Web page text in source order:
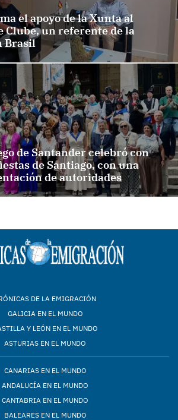
el apoyo de la Xunta al
Clube, un referente de la
Brasil
de Santander celebró con
de Santiago, con una
de autoridades
DE LA EMIGRACIÓN
GALICIA EN EL MUNDO
Y LEÓN EN EL MUNDO
ASTURIAS EN EL MUNDO
CANARIAS EN EL MUNDO
ANDALUCÍA EN EL MUNDO
CANTABRIA EN EL MUNDO
BALEARES EN EL MUNDO